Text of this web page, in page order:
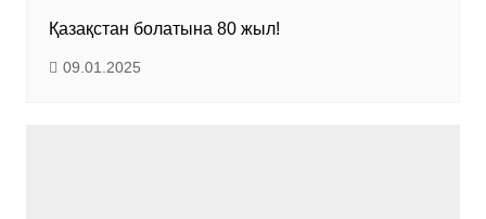
Қазақстан болатына 80 жыл!
09.01.2025